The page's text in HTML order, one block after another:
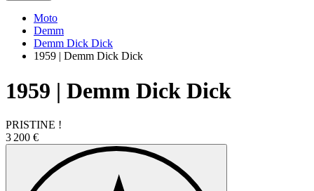
Moto
Demm
Demm Dick Dick
1959 | Demm Dick Dick
1959 | Demm Dick Dick
PRISTINE !
3 200 €